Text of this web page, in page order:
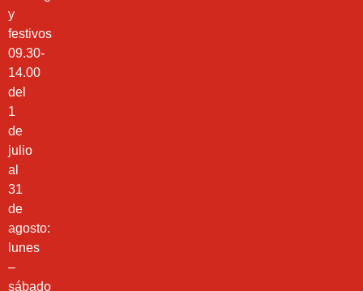
y
festivos
09.30-
14.00
del
1
de
julio
al
31
de
agosto:
lunes
–
sábado